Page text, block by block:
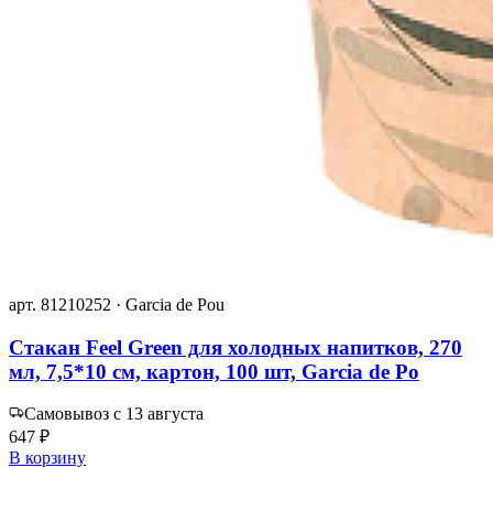
арт. 81210252 · Garcia de Pou
Стакан Feel Green для холодных напитков, 270
мл, 7,5*10 см, картон, 100 шт, Garcia de Po
Самовывоз с 13 августа
647 ₽
В корзину